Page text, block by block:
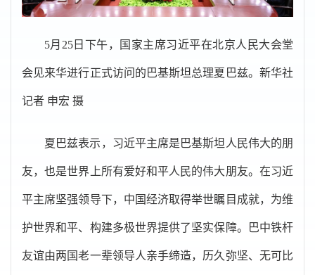
5月25日下午，国家主席习近平在北京人民大会堂
会见来华进行正式访问的巴基斯坦总理夏巴兹。新华社
记者 申宏 摄
夏巴兹表示，习近平主席是巴基斯坦人民伟大的朋
友，也是世界上所有爱好和平人民的伟大朋友。在习近
平主席坚强领导下，中国经济取得举世瞩目成就，为维
护世界和平、构建多极世界提供了坚实保障。巴中铁杆
友谊由两国老一辈领导人亲手缔造，历久弥坚、无可比